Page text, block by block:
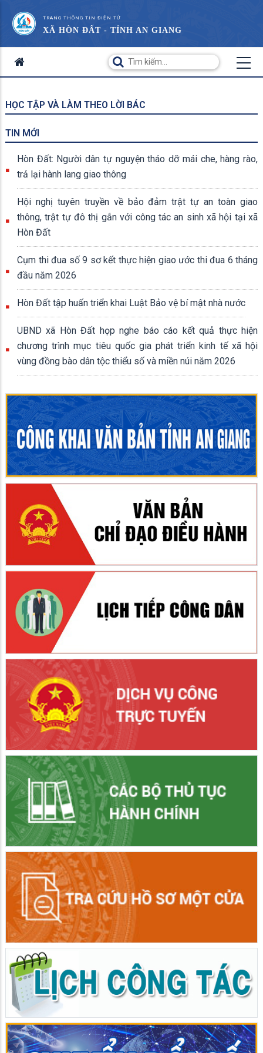
TRANG THÔNG TIN ĐIỆN TỬ
XÃ HÒN ĐẤT - TỈNH AN GIANG
HỌC TẬP VÀ LÀM THEO LỜI BÁC
TIN MỚI
Hòn Đất: Người dân tự nguyện tháo dỡ mái che, hàng rào,
trả lại hành lang giao thông
Hội nghị tuyên truyền về bảo đảm trật tự an toàn giao
thông, trật tự đô thị gắn với công tác an sinh xã hội tại xã
Hòn Đất
Cụm thi đua số 9 sơ kết thực hiện giao ước thi đua 6 tháng
đầu năm 2026
Hòn Đất tập huấn triển khai Luật Bảo vệ bí mật nhà nước
UBND xã Hòn Đất họp nghe báo cáo kết quả thực hiện
chương trình mục tiêu quốc gia phát triển kinh tế xã hội
vùng đồng bào dân tộc thiểu số và miền núi năm 2026